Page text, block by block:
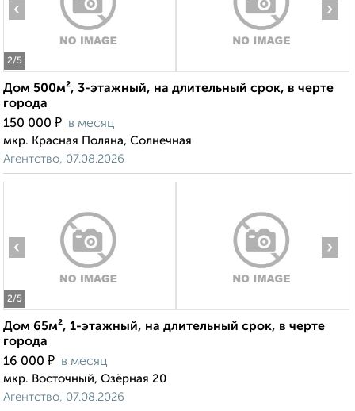
2/5
‹ ›
Дом 500м², 3-этажный, на длительный срок, в черте
города
150 000 ₽ в месяц
мкр. Красная Поляна, Солнечная
Агентство, 07.08.2026
2/5
‹ ›
Дом 65м², 1-этажный, на длительный срок, в черте
города
16 000 ₽ в месяц
мкр. Восточный, Озёрная 20
Агентство, 07.08.2026